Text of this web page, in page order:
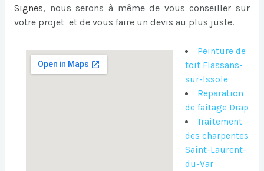
Signes, nous serons à même de vous conseiller sur
votre projet et de vous faire un devis au plus juste.
Peinture de
toit Flassans-
sur-Issole
Reparation
de faitage Drap
Traitement
des charpentes
Saint-Laurent-
du-Var